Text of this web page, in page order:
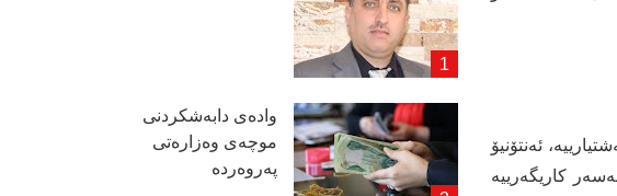
ئه‌نتۆنیۆ
كاریگه‌رییه‌
وادەی دابەشكردنی
موچەی وەزارەتی
پەروەردە